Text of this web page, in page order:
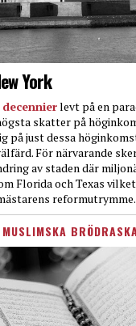
York
levt på en
skatter på
på just dessa
För närvarande
av staden där
Florida och Texas
reformutrymme.
MUSLIMSKA